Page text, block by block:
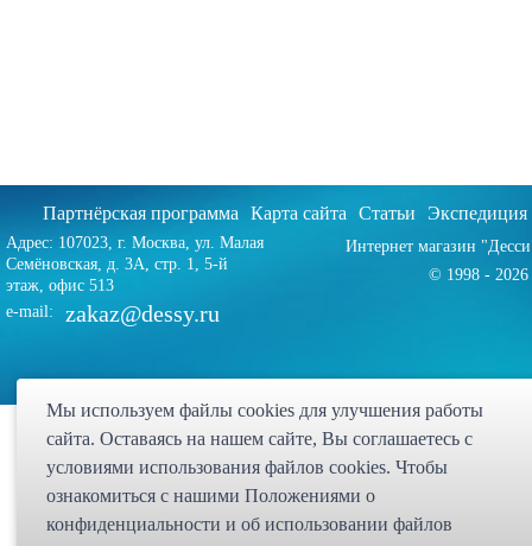
Мы используем файлы cookies для улучшения работы
сайта. Оставаясь на нашем сайте, Bы соглашаетесь с
условиями использования файлов cookies. Чтобы
ознакомиться с нашими Положениями о
конфиденциальности и об использовании файлов
Партнёрская программа Карта сайта Статьи Экспедиция
Адрес: 107023, г. Москва, ул. Малая
Семёновская, д. 3А, стр. 1, 5-й
этаж, офис 513
e-mail:
zakaz@dessy.ru
Интернет магазин
© 1998 - 2026